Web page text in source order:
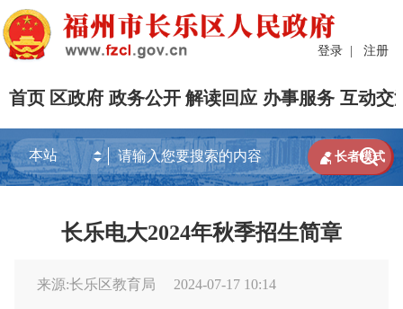
登录 | 注册
首页 区政府 政务公开 解读回应 办事服务 互动交

 长者模式
长乐电大2024年秋季招生简章
来源:长乐区教育局 2024-07-17 10:14